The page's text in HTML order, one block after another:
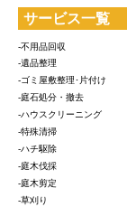
サービス一覧
-不用品回収
-遺品整理
-ゴミ屋敷整理･片付け
-庭石処分・撤去
-ハウスクリーニング
-特殊清掃
-ハチ駆除
-庭木伐採
-庭木剪定
-草刈り